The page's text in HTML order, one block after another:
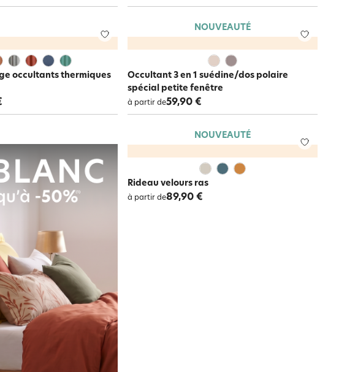
occultants thermiques
NOUVEAUTÉ
Occultant 3 en 1 suédine/dos polaire
spécial petite fenêtre
à partir de59,90 €
NOUVEAUTÉ
Rideau velours ras
à partir de89,90 €